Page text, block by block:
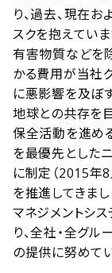
り、過去、現在
スクを抱えてい
有害物質などを
かる費用が当社
に悪影響を及ぼ
地球との共存を
保全活動を進め
を最優先とした
に制定（2015年
を推進してきま
マネジメントシ
り、全社・全グ
の提供に努めてい